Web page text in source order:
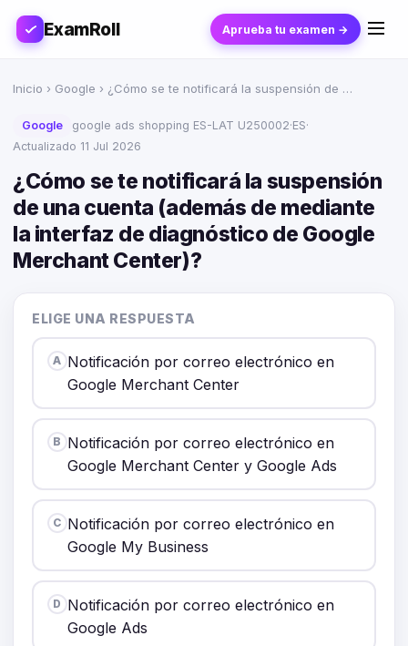
ExamRoll Aprueba tu examen →
Inicio › Google › ¿Cómo se te notificará la suspensión de …
Google google ads shopping ES-LAT U250002·ES·
Actualizado 11 Jul 2026
¿Cómo se te notificará la suspensión
de una cuenta (además de mediante
la interfaz de diagnóstico de Google
Merchant Center)?
ELIGE UNA RESPUESTA
A Notificación por correo electrónico en
Google Merchant Center
B Notificación por correo electrónico en
Google Merchant Center y Google Ads
C Notificación por correo electrónico en
Google My Business
D Notificación por correo electrónico en
Google Ads